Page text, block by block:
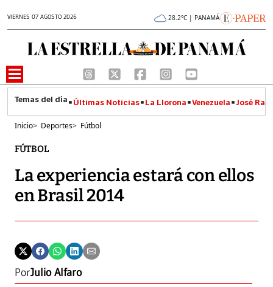
VIERNES 07 AGOSTO 2026 28.2°C | PANAMÁ
Últimas Noticias La Llorona Venezuela José
Inicio> Deportes> Fútbol
FÚTBOL
La experiencia estará con ellos
en Brasil 2014
PorJulio Alfaro